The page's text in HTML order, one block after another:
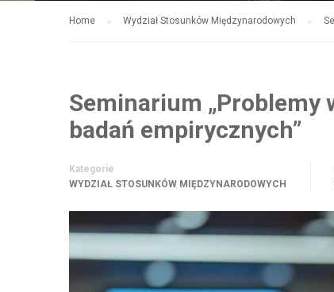
Home Wydział Stosunków Międzynarodowych
Seminarium „Problemy
badań empirycznych”
Kategorie
WYDZIAŁ STOSUNKÓW MIĘDZYNARODOWYCH